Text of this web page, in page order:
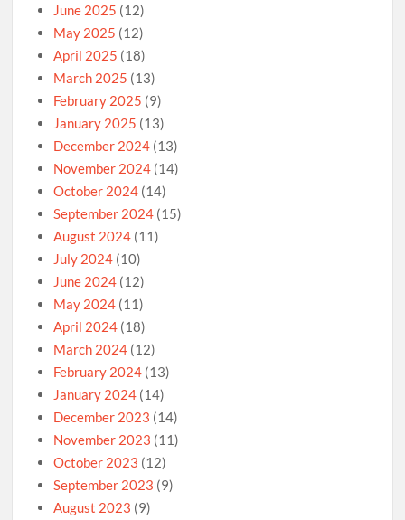
June 2025 (12)
May 2025 (12)
April 2025 (18)
March 2025 (13)
February 2025 (9)
January 2025 (13)
December 2024 (13)
November 2024 (14)
October 2024 (14)
September 2024 (15)
August 2024 (11)
July 2024 (10)
June 2024 (12)
May 2024 (11)
April 2024 (18)
March 2024 (12)
February 2024 (13)
January 2024 (14)
December 2023 (14)
November 2023 (11)
October 2023 (12)
September 2023 (9)
August 2023 (9)